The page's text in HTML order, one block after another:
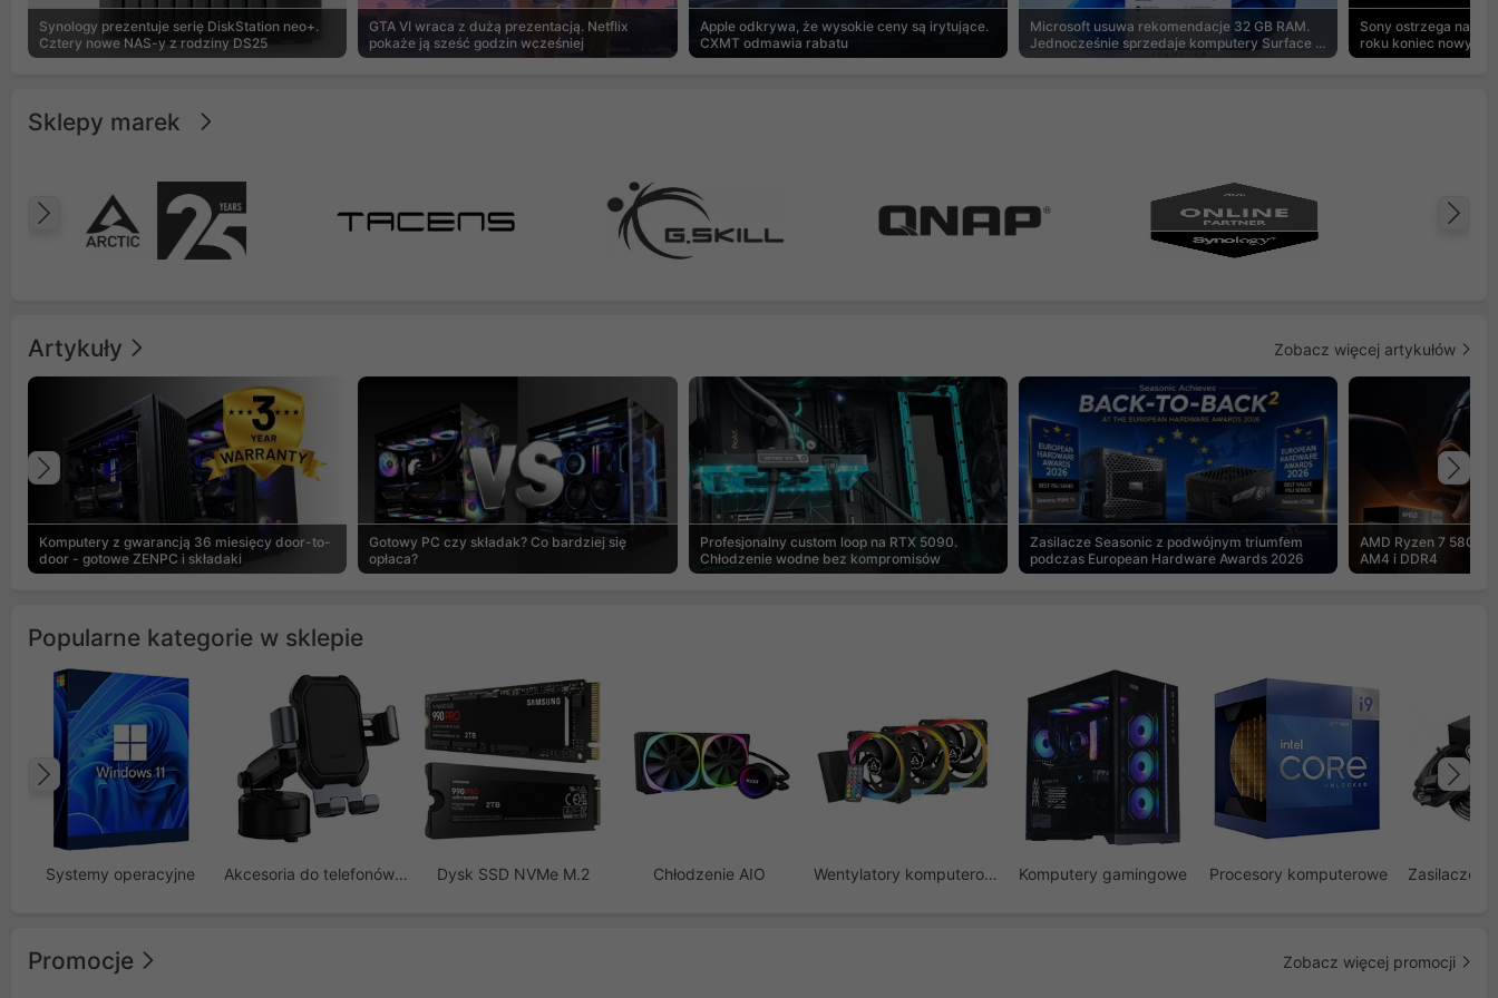
Synology prezentuje serię DiskStation neo+.
Cztery nowe NAS-y z rodziny DS25
GTA VI wraca z dużą prezentacją. Netflix
pokaże ją sześć godzin wcześniej
Apple odkrywa, że wysokie ceny są irytujące.
CXMT odmawia rabatu
Microsoft usuwa rekomendacje 32 GB RAM.
Jednocześnie sprzedaje komputery Surface z
8 GB
Sony ostrzega na
roku koniec nowych
Sklepy marek
Poprzedni
Artykuły Zobacz więcej artykułów
Komputery z gwarancją 36 miesięcy door-to-
door - gotowe ZENPC i składaki
Gotowy PC czy składak? Co bardziej się
opłaca?
Profesjonalny custom loop na RTX 5090.
Chłodzenie wodne bez kompromisów
Zasilacze Seasonic z podwójnym triumfem
podczas European Hardware Awards 2026
AMD Ryzen 7
AM4 i DDR4
Poprzedni
Popularne kategorie w sklepie
Systemy operacyjne Akcesoria do telefonów GSM Dysk SSD NVMe M.2 Chłodzenie AIO Wentylatory komputerowe Komputery gamingowe Procesory komputerowe Zasilacze
Poprzedni
Promocje Zobacz więcej promocji